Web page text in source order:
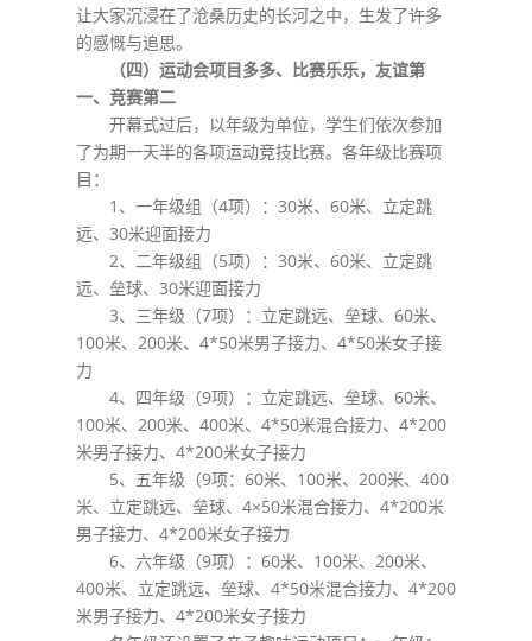
让大家沉浸在了沧桑历史的长河之中，生发了许多
的感慨与追思。
（四）运动会项目多多、比赛乐乐，友谊第
一、竞赛第二
开幕式过后，以年级为单位，学生们依次参加
了为期一天半的各项运动竞技比赛。各年级比赛项
目：
1、一年级组（4项）：30米、60米、立定跳
远、30米迎面接力
2、二年级组（5项）：30米、60米、立定跳
远、垒球、30米迎面接力
3、三年级（7项）：立定跳远、垒球、60米、
100米、200米、4*50米男子接力、4*50米女子接
力
4、四年级（9项）：立定跳远、垒球、60米、
100米、200米、400米、4*50米混合接力、4*200
米男子接力、4*200米女子接力
5、五年级（9项：60米、100米、200米、400
米、立定跳远、垒球、4×50米混合接力、4*200米
男子接力、4*200米女子接力
6、六年级（9项）：60米、100米、200米、
400米、立定跳远、垒球、4*50米混合接力、4*200
米男子接力、4*200米女子接力